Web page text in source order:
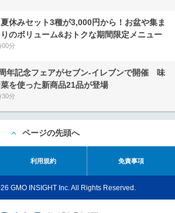
休みセット3種が3,000円から！お盆や集ま
のボリューム&おトクな期間限定メニュー
00分
年記念フェアがセブン-イレブンで開催 味
を使った新商品21品が登場
30分
ページの先頭へ
利用規約 免責事項
GMO INSIGHT Inc. All Rights Reserved.